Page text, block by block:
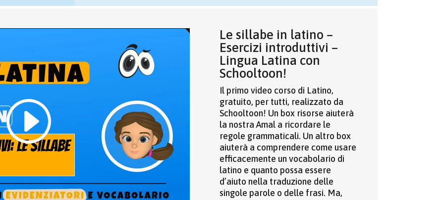
Le sillabe in latino –
Esercizi introduttivi –
Lingua Latina con
Schooltoon!
Il primo video corso di Latino,
gratuito, per tutti, realizzato da
Schooltoon! Un box risorse aiuterà
la nostra Amal a ricordare le
regole grammaticali. Un altro box
aiuterà a comprendere come usare
efficacemente un vocabolario di
latino e quanto possa essere
d’aiuto nella traduzione delle
singole parole o delle frasi. Ma,